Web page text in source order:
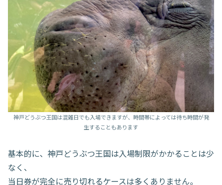
神戸どうぶつ王国は混雑日でも入場できますが、時間帯によっては待ち時間が発
生することもあります
基本的に、神戸どうぶつ王国は入場制限がかかることは少
なく、
当日券が完全に売り切れるケースは多くありません。